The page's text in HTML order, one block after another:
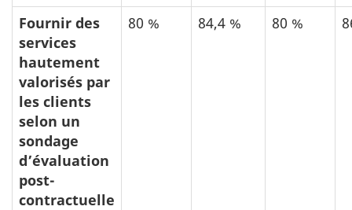
Fournir des
services
hautement
valorisés par
les clients
selon un
sondage
d’évaluation
post-
contractuelle
80 % 84,4 % 80 %